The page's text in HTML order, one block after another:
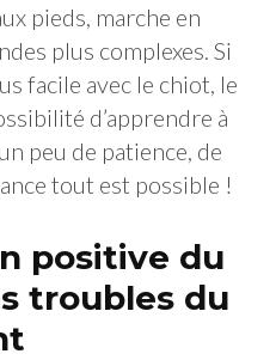
pieds, marche en
plus complexes. Si
facile avec le chiot, le
d’apprendre à
peu de patience, de
tout est possible !
positive du
troubles du